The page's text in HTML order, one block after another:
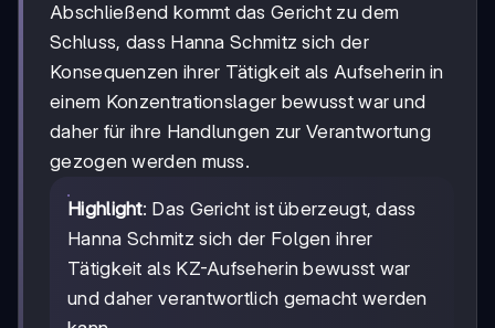
Abschließend kommt das Gericht zu dem
Schluss, dass Hanna Schmitz sich der
Konsequenzen ihrer Tätigkeit als Aufseherin in
einem Konzentrationslager bewusst war und
daher für ihre Handlungen zur Verantwortung
gezogen werden muss.
Highlight: Das Gericht ist überzeugt, dass
Hanna Schmitz sich der Folgen ihrer
Tätigkeit als KZ-Aufseherin bewusst war
und daher verantwortlich gemacht werden